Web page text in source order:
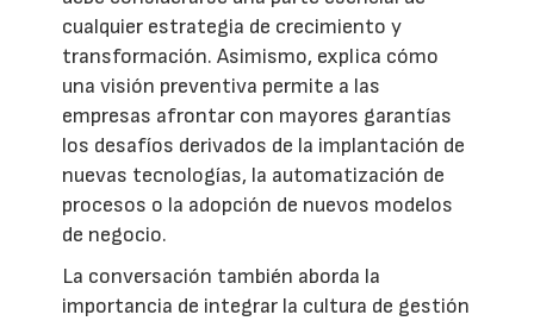
cualquier estrategia de crecimiento y
transformación. Asimismo, explica cómo
una visión preventiva permite a las
empresas afrontar con mayores garantías
los desafíos derivados de la implantación de
nuevas tecnologías, la automatización de
procesos o la adopción de nuevos modelos
de negocio.
La conversación también aborda la
importancia de integrar la cultura de gestión